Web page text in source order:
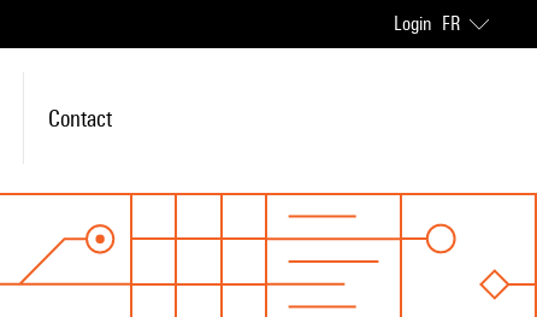
Login FR
Contact